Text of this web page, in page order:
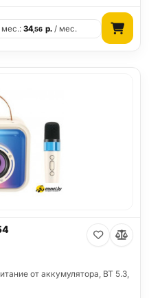
мес.:34,56 р./ мес.
от аккумулятора, BT 5.3,